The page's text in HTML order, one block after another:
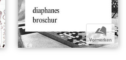
b
Vormerken